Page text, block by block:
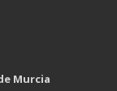
Murcia